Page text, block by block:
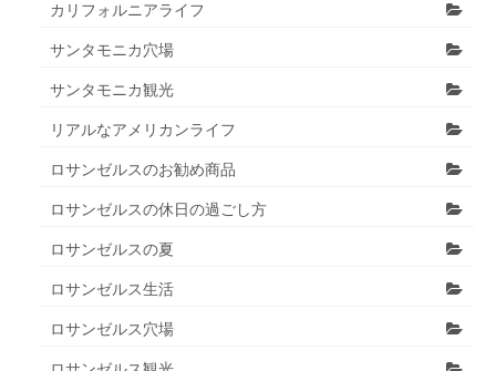
カリフォルニアライフ
サンタモニカ穴場
サンタモニカ観光
リアルなアメリカンライフ
ロサンゼルスのお勧め商品
ロサンゼルスの休日の過ごし方
ロサンゼルスの夏
ロサンゼルス生活
ロサンゼルス穴場